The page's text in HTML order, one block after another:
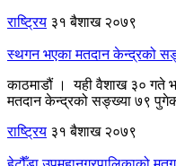
राष्ट्रिय ३१ बैशाख २०७९
स्थगन भएका मतदान केन्द्रको
काठमाडौं । यही वैशाख ३० गते
मतदान केन्द्रको सङ्ख्या ७९
राष्ट्रिय ३१ बैशाख २०७९